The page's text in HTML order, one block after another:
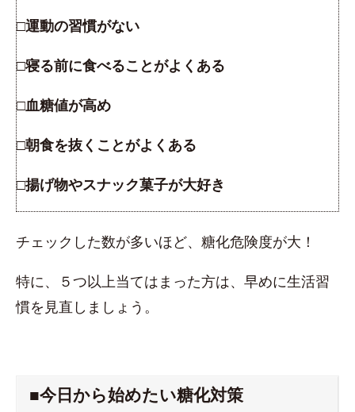
□運動の習慣がない
□寝る前に食べることがよくある
□血糖値が高め
□朝食を抜くことがよくある
□揚げ物やスナック菓子が大好き
チェックした数が多いほど、糖化危険度が大！
特に、５つ以上当てはまった方は、早めに生活習
慣を見直しましょう。
■今日から始めたい糖化対策